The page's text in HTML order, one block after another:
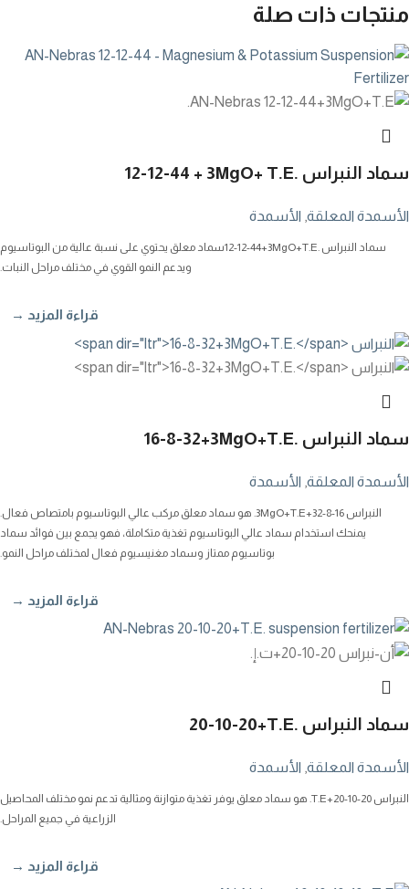
منتجات ذات صلة
سماد النبراس 12-12-44 + 3MgO+ T.E.
الأسمدة المعلقة الأسمدة
سماد النبراس 12-12-44+3MgO+T.E.سماد معلق يحتوي على نسبة عالية من البوتاسيوم
ويدعم النمو القوي في مختلف مراحل النبات.
قراءة المزيد →
سماد النبراس 16-8-32+3MgO+T.E.
الأسمدة المعلقة الأسمدة
النبراس 16-8-32+3MgO+T.E. هو سماد معلق مركب عالي البوتاسيوم بامتصاص فعال.
يمنحك استخدام سماد عالي البوتاسيوم تغذية متكاملة، فهو يجمع بين فوائد سماد
بوتاسيوم ممتاز وسماد مغنيسيوم فعال لمختلف مراحل النمو.
قراءة المزيد →
سماد النبراس 20-10-20+T.E.
الأسمدة المعلقة الأسمدة
النبراس 20-10-20+T.E. هو سماد معلق يوفر تغذية متوازنة ومثالية تدعم نمو مختلف المحاصيل
الزراعية في جميع المراحل.
قراءة المزيد →